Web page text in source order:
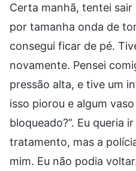
Certa manhã, tentei
por tamanha onda de
consegui ficar de pé.
novamente. Pensei
pressão alta, e tive um
isso piorou e algum
bloqueado?”. Eu queria
tratamento, mas a
mim. Eu não podia